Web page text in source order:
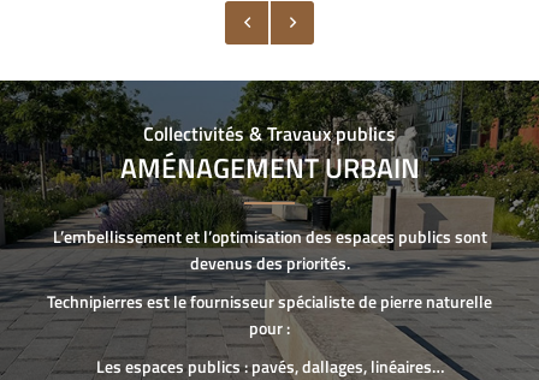
Collectivités & Travaux publics
AMÉNAGEMENT URBAIN
L’embellissement et l’optimisation des espaces publics sont
devenus des priorités.
Technipierres est le fournisseur spécialiste de pierre naturelle
pour :
Les espaces publics : pavés, dallages, linéaires…